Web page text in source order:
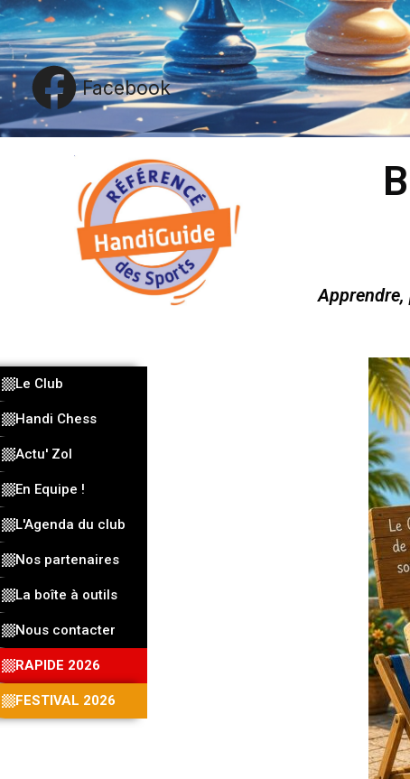
Facebook
Apprendre,
Le Club
Handi Chess
Actu' Zol
En Equipe !
L'Agenda du club
Nos partenaires
La boîte à outils
Nous contacter
RAPIDE 2026
FESTIVAL 2026